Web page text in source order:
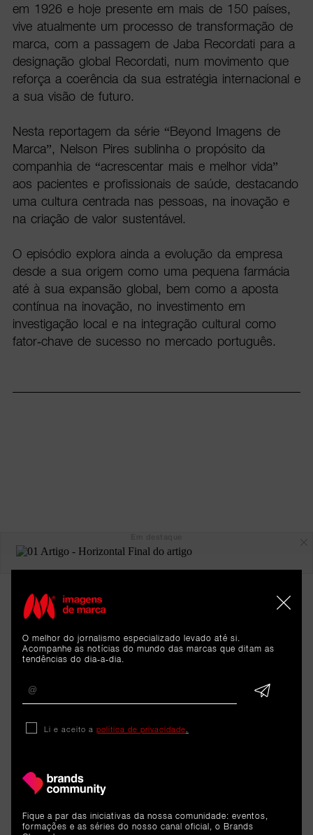
em 1926 e hoje presente em mais de 150 países,
vive atualmente um processo de transformação de
marca, com a passagem de Jaba Recordati para a
designação global Recordati, num movimento que
reforça a coerência da sua estratégia internacional e
a sua visão de futuro.
Nesta reportagem da série “Beyond Imagens de
Marca”, Nelson Pires sublinha o propósito da
companhia de “acrescentar mais e melhor vida”
aos pacientes e profissionais de saúde, destacando
uma cultura centrada nas pessoas, na inovação e
na criação de valor sustentável.
O episódio explora ainda a evolução da empresa
desde a sua origem como uma pequena farmácia
até à sua expansão global, bem como a aposta
contínua na inovação, no investimento em
investigação local e na integração cultural como
fator-chave de sucesso no mercado português.
RELACIONADOS
Reportagem
Tally: O futuro da
O melhor do jornalismo especializado levado até si.
Acompanhe as notícias do mundo das marcas que ditam as
tendências do dia-a-dia.
Li e aceito a política de privacidade
Fique a par das iniciativas da nossa comunidade: eventos,
formações e as séries do nosso canal oficial, o Brands